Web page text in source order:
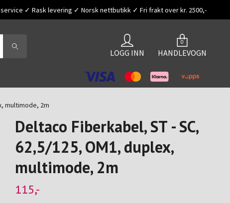
✓ Rask levering ✓ Norsk nettbutikk ✓ Fri frakt over kr. 2500,-
LOGG INN
0
HANDLEVOGN
multimode, 2m
Deltaco Fiberkabel, ST - SC,
62,5/125, OM1, duplex,
multimode, 2m
115,-